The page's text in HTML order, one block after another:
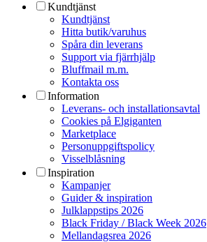
Kundtjänst
Kundtjänst
Hitta butik/varuhus
Spåra din leverans
Support via fjärrhjälp
Bluffmail m.m.
Kontakta oss
Information
Leverans- och installationsavtal
Cookies på Elgiganten
Marketplace
Personuppgiftspolicy
Visselblåsning
Inspiration
Kampanjer
Guider & inspiration
Julklappstips 2026
Black Friday / Black Week 2026
Mellandagsrea 2026